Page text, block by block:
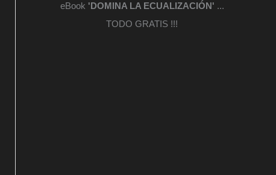
eBook 'DOMINA LA ECUALIZACIÓN' ...
TODO GRATIS !!!